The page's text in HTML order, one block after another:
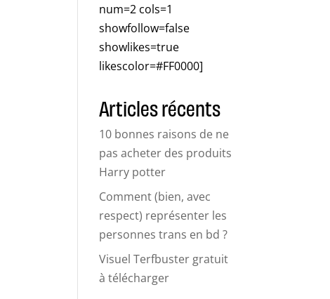
num=2 cols=1
showfollow=false
showlikes=true
likescolor=#FF0000]
Articles récents
10 bonnes raisons de ne
pas acheter des produits
Harry potter
Comment (bien, avec
respect) représenter les
personnes trans en bd ?
Visuel Terfbuster gratuit
à télécharger